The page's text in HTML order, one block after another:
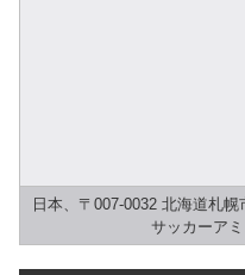
日本、〒007-0032 北海道札
サッカーア